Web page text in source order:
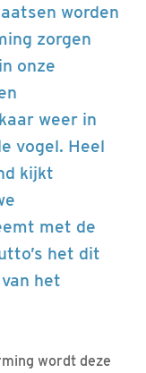
worden
zorgen
onze
weer in
vogel. Heel
kijkt
met de
het dit
het
wordt deze